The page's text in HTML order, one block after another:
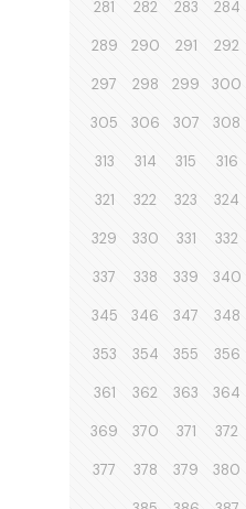
281 282 283 284
289 290 291 292
297 298 299 300
305 306 307 308
313 314 315 316
321 322 323 324
329 330 331 332
337 338 339 340
345 346 347 348
353 354 355 356
361 362 363 364
369 370 371 372
377 378 379 380